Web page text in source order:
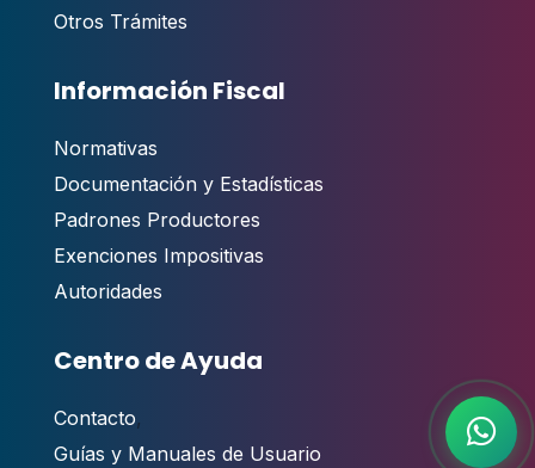
Otros Trámites
Información Fiscal
Normativas
Documentación y Estadísticas
Padrones Productores
Exenciones Impositivas
Autoridades
Centro de Ayuda
Contacto,
Guías y Manuales de Usuario